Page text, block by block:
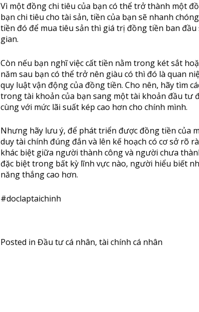
Vì một đồng chi tiêu của bạn có thể trở thành một
bạn chi tiêu cho tài sản, tiền của bạn sẽ nhanh
tiền đó để mua tiêu sản thì giá trị đồng tiền ban
gian.
Còn nếu bạn nghĩ việc cất tiền nằm trong két sắt
năm sau bạn có thể trở nên giàu có thì đó là quan
quy luật vận động của đồng tiền. Cho nên, hãy tìm
trong tài khoản của bạn sang một tài khoản đầu tư
cùng với mức lãi suất kép cao hơn cho chính mình.
Nhưng hãy lưu ý, để phát triển được đồng tiền của
duy tài chính đúng đắn và lên kế hoạch có cơ sở rõ
khác biệt giữa người thành công và người chưa
đặc biệt trong bất kỳ lĩnh vực nào, người hiểu biết
năng thắng cao hơn.
#doclaptaichinh
Posted in Đầu tư cá nhân, tài chính cá nhân